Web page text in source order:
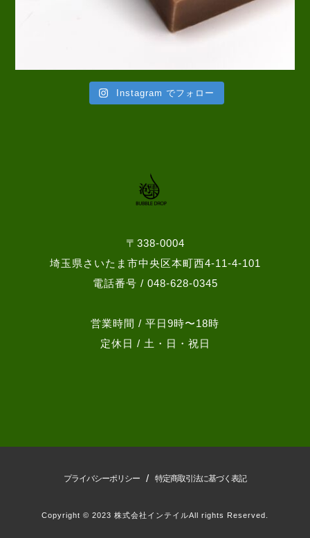
〒338-0004
埼玉県さいたま市中央区本町西4-11-4-101
電話番号 / 048-628-0345
営業時間 / 平日9時〜18時
定休日 / 土・日・祝日
Instagram でフォロー
プライバシーポリシー / 特定商取引法に基づく表記
Copyright © 2023 株式会社インテイルAll rights Reserved.